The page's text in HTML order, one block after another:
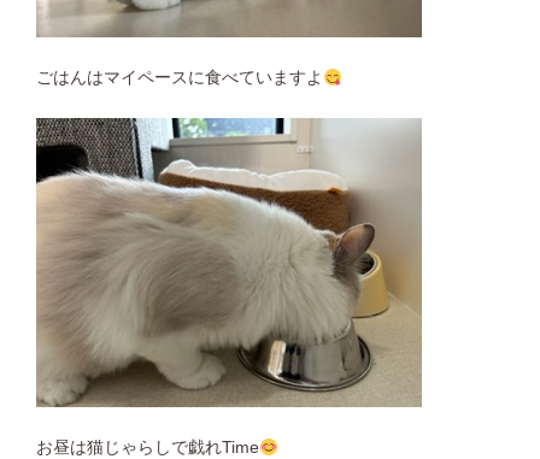
ごはんはマイペースに食べていますよ
お昼は猫じゃらしで戯れTime